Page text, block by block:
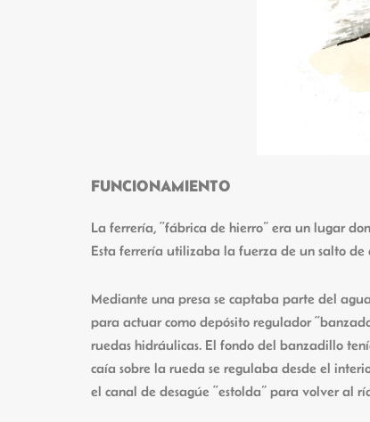
FUNCIONAMIENTO
La ferrería, “fábrica de hierro” era un lugar
Esta ferrería utilizaba la fuerza de un salto
Mediante una presa se captaba parte del
para actuar como depósito regulador
ruedas hidráulicas. El fondo del banzadillo
caía sobre la rueda se regulaba desde el
el canal de desagúe “estolda” para volver al